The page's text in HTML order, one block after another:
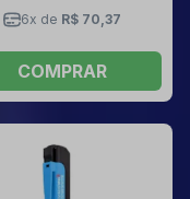
6x de R$ 70,37
COMPRAR